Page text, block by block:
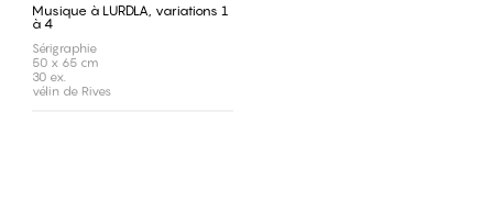
Musique à LURDLA, variations 1
à 4
Sérigraphie
50 x 65 cm
30 ex.
vélin de Rives